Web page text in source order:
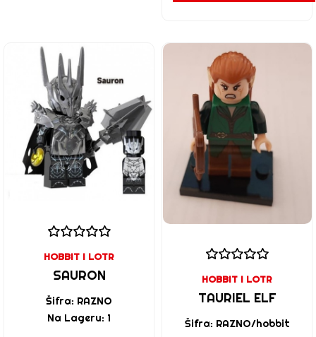
HOBBIT I LOTR
SAURON
Šifra: RAZNO
Na Lageru: 1
HOBBIT I LOTR
TAURIEL ELF
Šifra: RAZNO/hobbit